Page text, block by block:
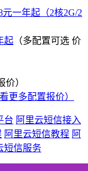
一年起（2核2G/2
起 （多配置可选 价
价）
更多配置报价）
台 阿里云短信接入
阿里云短信教程 阿
短信服务